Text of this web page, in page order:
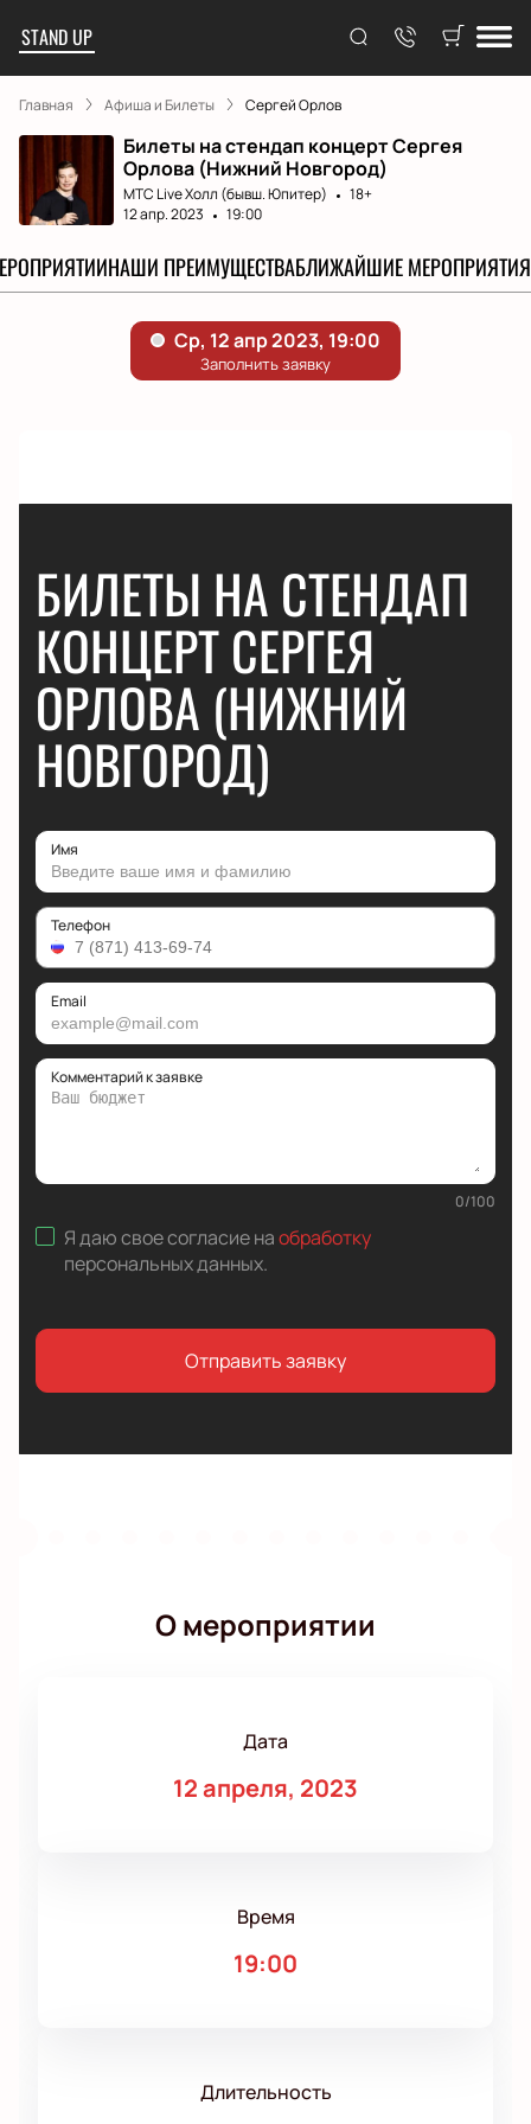
STAND UP
Главная Афиша и Билеты Сергей Орлов
Билеты на стендап концерт Сергея
Орлова (Нижний Новгород)
МТС Live Холл (бывш. Юпитер)
18+
12 апр. 2023
19:00
НАШИ ПРЕИМУЩЕСТВАБЛИЖАЙШИЕ МЕРОПРИЯТИЯ
БИЛЕТЫ НА СТЕНДАП
КОНЦЕРТ СЕРГЕЯ
ОРЛОВА (НИЖНИЙ
НОВГОРОД)
Имя
Телефон
Email
Комментарий к заявке
0/100
Я даю свое согласие наобработку
персональных данных.
Отправить заявку
О мероприятии
Дата
12 апреля, 2023
Время
19:00
Длительность